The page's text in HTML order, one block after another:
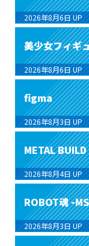
2026年8月6日 UP
美少女フィギ
2026年8月6日 UP
figma
2026年8月3日 UP
METAL
2026年8月4日 UP
ROBOT魂 -
2026年8月3日 UP